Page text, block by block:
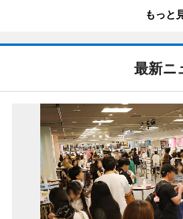
もっと
最新ニ